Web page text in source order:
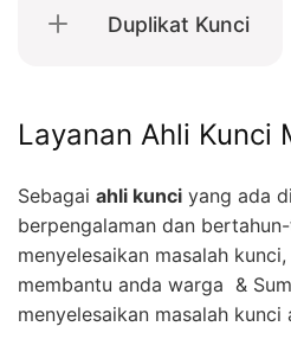
Duplikat Kunci
Layanan Ahli Kunci
Sebagai ahli kunci yang ada
berpengalaman dan
menyelesaikan masalah
membantu anda warga &
menyelesaikan masalah kunci